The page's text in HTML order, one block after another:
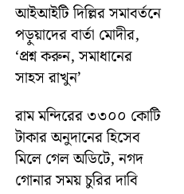
আইআইটি দিল্লির সমাবর্তনে
পড়ুয়াদের বার্তা মোদীর,
‘প্রশ্ন করুন, সমাধানের
সাহস রাখুন’
রাম মন্দিরের ৩৩০০ কোটি
টাকার অনুদানের হিসেব
মিলে গেল অডিটে, নগদ
গোনার সময় চুরির দাবি